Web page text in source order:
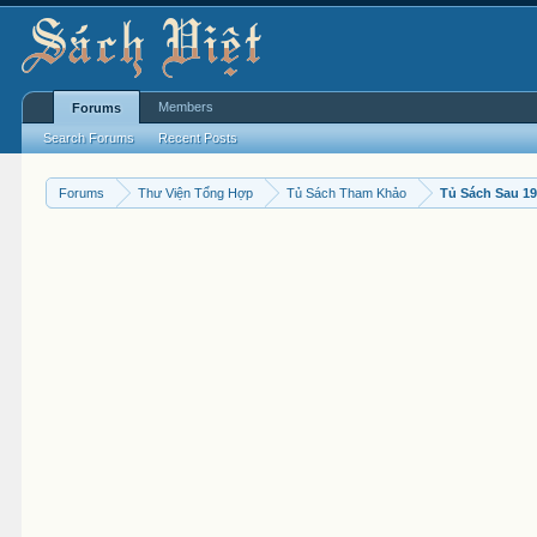
Forums Thư Viện Tổng Hợp Tủ Sách Tham Khảo Tủ Sách Sau
Forums
Search Forums Recent Posts
Members